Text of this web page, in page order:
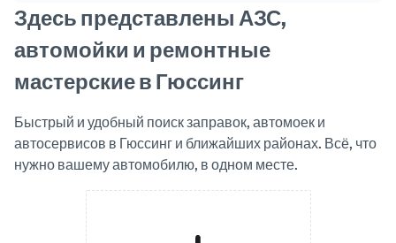
Здесь представлены АЗС,
автомойки и ремонтные
мастерские в Гюссинг
Быстрый и удобный поиск заправок, автомоек и
автосервисов в Гюссинг и ближайших районах. Всё, что
нужно вашему автомобилю, в одном месте.